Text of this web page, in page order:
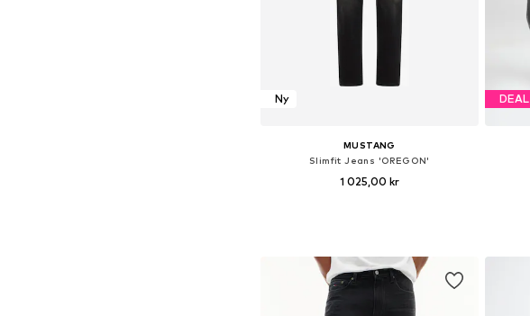
Ny
MUSTANG
Slimfit Jeans 'OREGON'
1 025,00 kr
DEAL